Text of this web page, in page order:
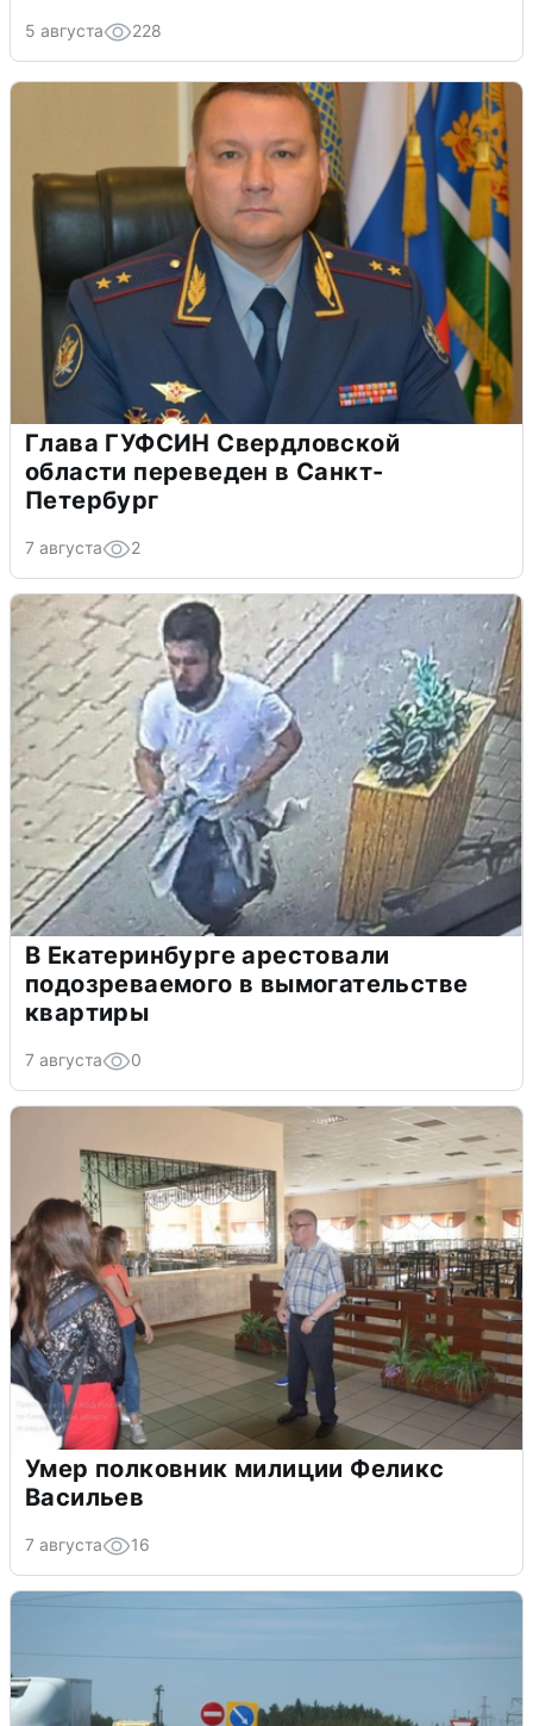
5 августа 228
Глава ГУФСИН Свердловской
области переведен в Санкт-
Петербург
7 августа 2
В Екатеринбурге арестовали
подозреваемого в вымогательстве
квартиры
7 августа 0
Умер полковник милиции Феликс
Васильев
7 августа 16